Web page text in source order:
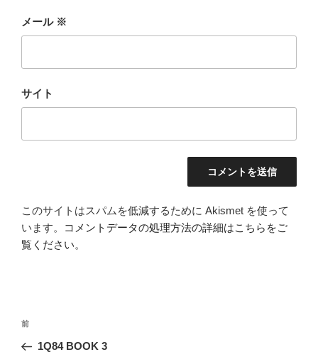
メール ※
サイト
このサイトはスパムを低減するために Akismet を使って
います。
コメントデータの処理方法の詳細はこちらをご
覧ください。
投
前
の
前
1Q84 BOOK 3